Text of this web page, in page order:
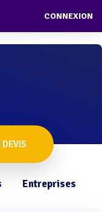
CONNEXION
DEVIS
Entreprises